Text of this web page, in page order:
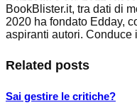
BookBlister.it, tra dati di
2020 ha fondato Edday,
aspiranti autori. Conduce
Related posts
Sai gestire le critiche?